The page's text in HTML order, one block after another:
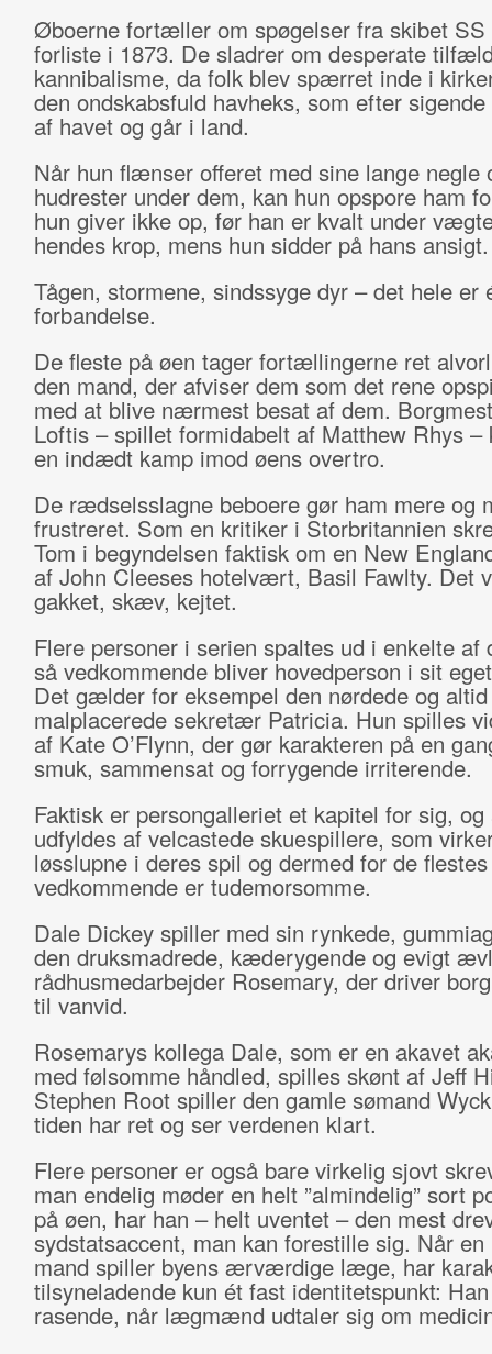
Øboerne fortæller om spøgelser fra skibet SS
forliste i 1873. De sladrer om desperate
kannibalisme, da folk blev spærret inde i
den ondskabsfuld havheks, som efter
af havet og går i land.
Når hun flænser offeret med sine lange negle
hudrester under dem, kan hun opspore ham
hun giver ikke op, før han er kvalt under
hendes krop, mens hun sidder på hans
Tågen, stormene, sindssyge dyr – det hele er
forbandelse.
De fleste på øen tager fortællingerne ret
den mand, der afviser dem som det rene
med at blive nærmest besat af dem.
Loftis – spillet formidabelt af Matthew Rhys
en indædt kamp imod øens overtro.
De rædselsslagne beboere gør ham mere og
frustreret. Som en kritiker i Storbritannien
Tom i begyndelsen faktisk om en New
af John Cleeses hotelvært, Basil Fawlty. Det
gakket, skæv, kejtet.
Flere personer i serien spaltes ud i enkelte af
så vedkommende bliver hovedperson i sit
Det gælder for eksempel den nørdede og altid
malplacerede sekretær Patricia. Hun spilles
af Kate O’Flynn, der gør karakteren på en
smuk, sammensat og forrygende irriterende.
Faktisk er persongalleriet et kapitel for sig,
udfyldes af velcastede skuespillere, som
løsslupne i deres spil og dermed for de flestes
vedkommende er tudemorsomme.
Dale Dickey spiller med sin rynkede,
den druksmadrede, kæderygende og evigt
rådhusmedarbejder Rosemary, der driver
til vanvid.
Rosemarys kollega Dale, som er en akavet
med følsomme håndled, spilles skønt af Jeff
Stephen Root spiller den gamle sømand
tiden har ret og ser verdenen klart.
Flere personer er også bare virkelig sjovt
man endelig møder en helt ”almindelig” sort
på øen, har han – helt uventet – den mest
sydstatsaccent, man kan forestille sig. Når en
mand spiller byens ærværdige læge, har
tilsyneladende kun ét fast identitetspunkt:
rasende, når lægmænd udtaler sig om